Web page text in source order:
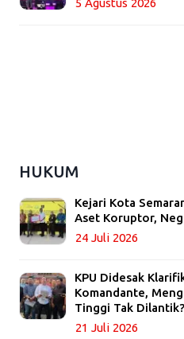
HUKUM
Kejari Kota
Aset Koruptor,
24 Juli 2026
KPU Didesak
Komandante,
Tinggi Tak Dilantik?
21 Juli 2026